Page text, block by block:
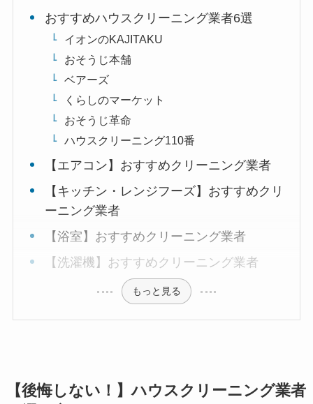
おすすめハウスクリーニング業者6選
イオンのKAJITAKU
おそうじ本舗
ベアーズ
くらしのマーケット
おそうじ革命
ハウスクリーニング110番
【エアコン】おすすめクリーニング業者
【キッチン・レンジフーズ】おすすめクリ
ーニング業者
【浴室】おすすめクリーニング業者
【洗濯機】おすすめクリーニング業者
もっと見る
【後悔しない！】ハウスクリーニング業者